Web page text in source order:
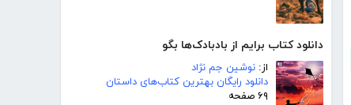
دانلود کتاب برایم از بادبادک‌ها بگو
از: نوشین جم نژاد
دانلود رایگان بهترین کتاب‌های داستان
۶۹ صفحه